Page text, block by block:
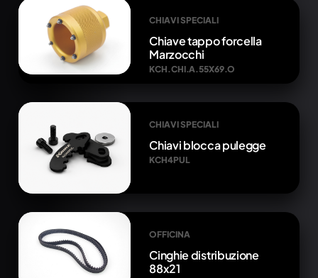
CHIAVI SPECIALI
Chiave tappo forcella
Marzocchi
KCH.CHI.A.55X69.O
CHIAVI SPECIALI
Chiavi blocca pulegge
KCH4PUL
OFFICINA
Cinghie distribuzione
88x21